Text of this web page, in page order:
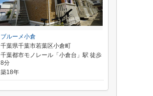
ブルーメ小倉
千葉県千葉市若葉区小倉町
千葉都市モノレール「小倉台」駅 徒歩
8分
築18年